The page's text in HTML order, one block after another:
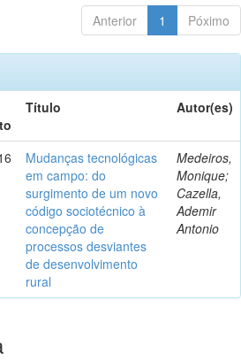
Anterior 1 Póximo
Título Autor(es)
Mudanças tecnológicas
em campo: do
surgimento de um novo
código sociotécnico à
concepção de
processos desviantes
de desenvolvimento
rural
Medeiros,
Monique;
Cazella,
Ademir
Antonio